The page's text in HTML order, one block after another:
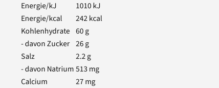
Energie/kJ
1010kJ
Energie/kcal
242kcal
Kohlenhydrate 60g
- davon Zucker 26g
Salz
2.2g
- davon Natrium 513 mg
Calcium
27mg